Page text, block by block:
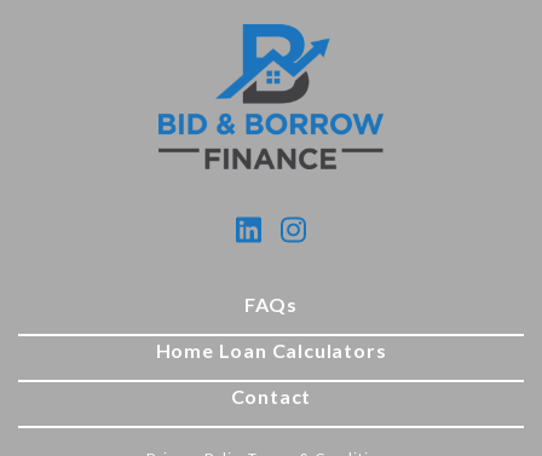
FAQs
Home Loan Calculators
Contact